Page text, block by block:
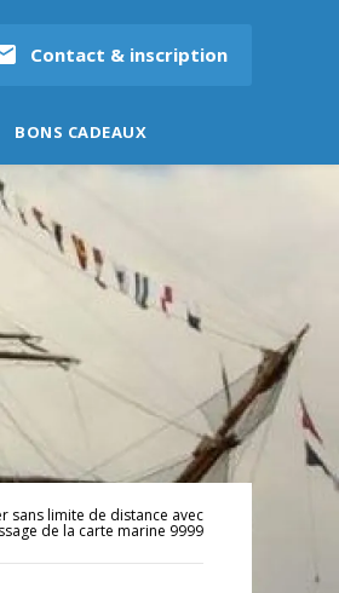
Contact & inscription
BONS CADEAUX
sans limite de distance avec
de la carte marine 9999